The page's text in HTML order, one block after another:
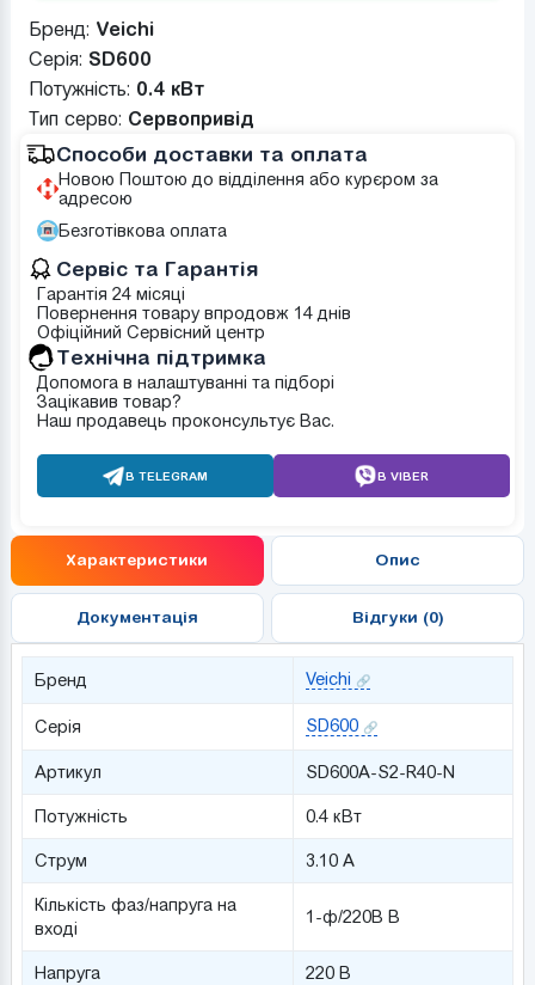
Бренд: Veichi
Серія: SD600
Потужність: 0.4 кВт
Тип серво: Сервопривід
Способи доставки та оплата
Новою Поштою до відділення або курєром за
адресою
Безготівкова оплата
Сервіс та Гарантія
Гарантія 24 місяці
Повернення товару впродовж 14 днів
Офіційний Сервісний центр
Tехнічна підтримка
Допомога в налаштуванні та підборі
Зацікавив товар?
Наш продавець проконсультує Вас.
В TELEGRAM В VIBER
Характеристики Опис
Документація Відгуки (0)
Бренд Veichi
Серія SD600
Артикул SD600A-S2-R40-N
Потужність 0.4 кВт
Струм 3.10 А
Кількість фаз/напруга на
вході
1-ф/220В В
Напруга 220 В